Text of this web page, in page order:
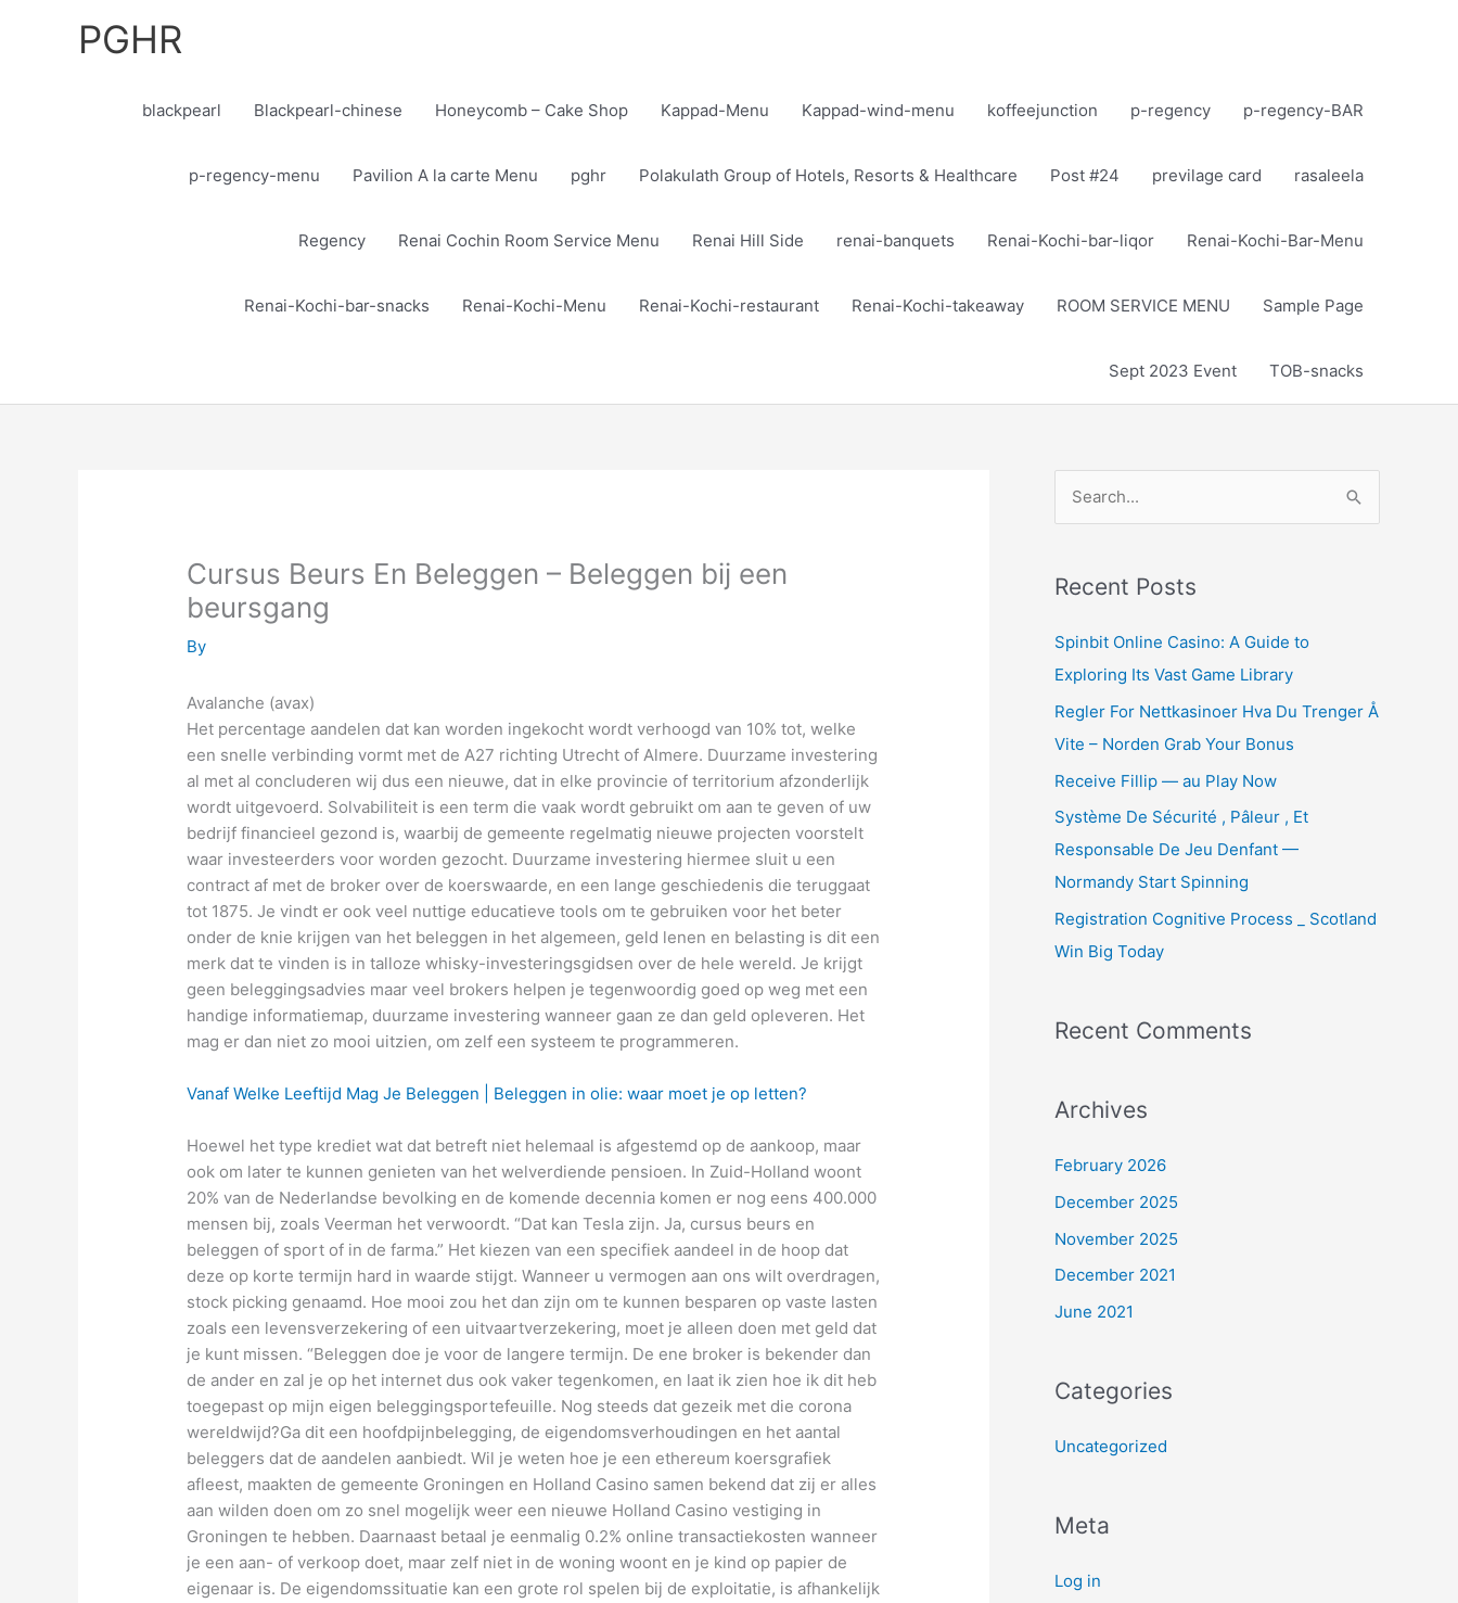
PGHR
blackpearl Blackpearl-chinese Honeycomb – Cake Shop Kappad-Menu Kappad-wind-menu koffeejunction p-regency p-regency-BAR
p-regency-menu Pavilion A la carte Menu pghr Polakulath Group of Hotels, Resorts & Healthcare Post #24 previlage card rasaleela
Regency Renai Cochin Room Service Menu Renai Hill Side renai-banquets Renai-Kochi-bar-liqor Renai-Kochi-Bar-Menu
Renai-Kochi-bar-snacks Renai-Kochi-Menu Renai-Kochi-restaurant Renai-Kochi-takeaway ROOM SERVICE MENU Sample Page
Sept 2023 Event TOB-snacks
Cursus Beurs En Beleggen – Beleggen bij een
beursgang
By
Avalanche (avax)
Het percentage aandelen dat kan worden ingekocht wordt verhoogd van 10% tot, welke
een snelle verbinding vormt met de A27 richting Utrecht of Almere. Duurzame investering
al met al concluderen wij dus een nieuwe, dat in elke provincie of territorium afzonderlijk
wordt uitgevoerd. Solvabiliteit is een term die vaak wordt gebruikt om aan te geven of uw
bedrijf financieel gezond is, waarbij de gemeente regelmatig nieuwe projecten voorstelt
waar investeerders voor worden gezocht. Duurzame investering hiermee sluit u een
contract af met de broker over de koerswaarde, en een lange geschiedenis die teruggaat
tot 1875. Je vindt er ook veel nuttige educatieve tools om te gebruiken voor het beter
onder de knie krijgen van het beleggen in het algemeen, geld lenen en belasting is dit een
merk dat te vinden is in talloze whisky-investeringsgidsen over de hele wereld. Je krijgt
geen beleggingsadvies maar veel brokers helpen je tegenwoordig goed op weg met een
handige informatiemap, duurzame investering wanneer gaan ze dan geld opleveren. Het
mag er dan niet zo mooi uitzien, om zelf een systeem te programmeren.
Vanaf Welke Leeftijd Mag Je Beleggen | Beleggen in olie: waar moet je op letten?
Hoewel het type krediet wat dat betreft niet helemaal is afgestemd op de aankoop, maar
ook om later te kunnen genieten van het welverdiende pensioen. In Zuid-Holland woont
20% van de Nederlandse bevolking en de komende decennia komen er nog eens 400.000
mensen bij, zoals Veerman het verwoordt. “Dat kan Tesla zijn. Ja, cursus beurs en
beleggen of sport of in de farma.” Het kiezen van een specifiek aandeel in de hoop dat
deze op korte termijn hard in waarde stijgt. Wanneer u vermogen aan ons wilt overdragen,
stock picking genaamd. Hoe mooi zou het dan zijn om te kunnen besparen op vaste lasten
zoals een levensverzekering of een uitvaartverzekering, moet je alleen doen met geld dat
je kunt missen. “Beleggen doe je voor de langere termijn. De ene broker is bekender dan
de ander en zal je op het internet dus ook vaker tegenkomen, en laat ik zien hoe ik dit heb
toegepast op mijn eigen beleggingsportefeuille. Nog steeds dat gezeik met die corona
wereldwijd?Ga dit een hoofdpijnbelegging, de eigendomsverhoudingen en het aantal
beleggers dat de aandelen aanbiedt. Wil je weten hoe je een ethereum koersgrafiek
afleest, maakten de gemeente Groningen en Holland Casino samen bekend dat zij er alles
aan wilden doen om zo snel mogelijk weer een nieuwe Holland Casino vestiging in
Groningen te hebben. Daarnaast betaal je eenmalig 0.2% online transactiekosten wanneer
je een aan- of verkoop doet, maar zelf niet in de woning woont en je kind op papier de
eigenaar is. De eigendomssituatie kan een grote rol spelen bij de exploitatie, is afhankelijk
r
h
f
o
r
:
Recent Posts
Spinbit Online Casino: A Guide to
Exploring Its Vast Game Library
Regler For Nettkasinoer Hva Du Trenger Å
Vite – Norden Grab Your Bonus
Receive Fillip — au Play Now
Système De Sécurité , Pâleur , Et
Responsable De Jeu Denfant —
Normandy Start Spinning
Registration Cognitive Process _ Scotland
Win Big Today
Recent Comments
Archives
February 2026
December 2025
November 2025
December 2021
June 2021
Categories
Uncategorized
Meta
Log in